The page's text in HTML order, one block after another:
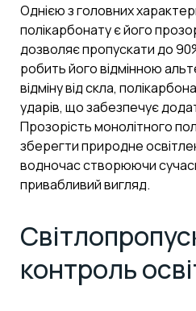
Однією з головних
полікарбонату є його
дозволяє пропускати до
робить його відмінною
відміну від скла,
ударів, що забезпечує
Прозорість монолітного
зберегти природне
водночас створюючи
привабливий вигляд.
контроль